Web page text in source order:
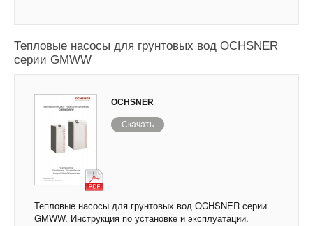
Тепловые насосы для грунтовых вод OCHSNER
серии GMWW
OCHSNER
Скачать
Тепловые насосы для грунтовых вод OCHSNER серии
GMWW. Инструкция по установке и эксплуатации.